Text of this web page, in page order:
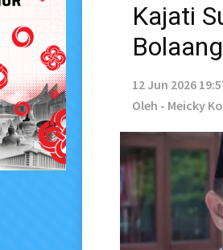
Kajati
12 Jun 2026
Oleh - Meicky